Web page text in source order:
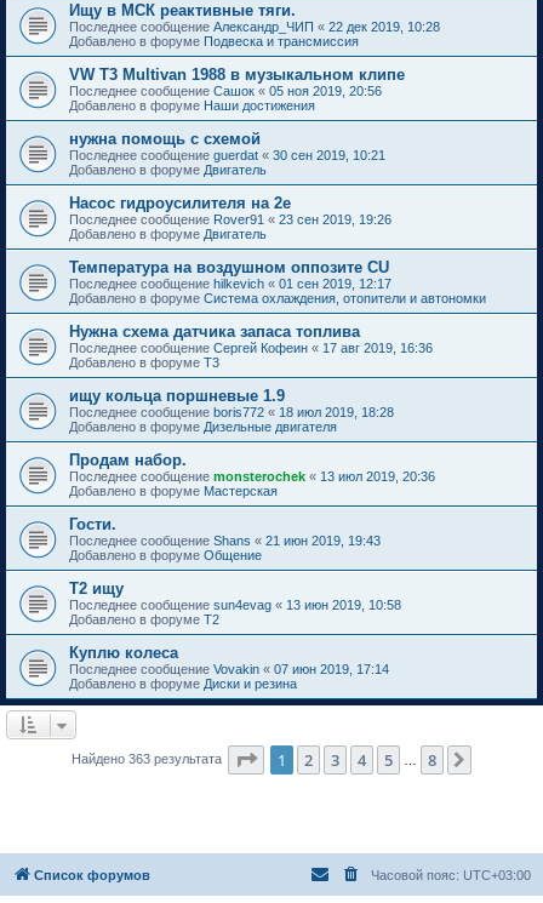
Ищу в МСК реактивные тяги.
Последнее сообщение Александр_ЧИП « 22 дек 2019, 10:28
Добавлено в форуме Подвеска и трансмиссия
VW T3 Multivan 1988 в музыкальном клипе
Последнее сообщение Сашок « 05 ноя 2019, 20:56
Добавлено в форуме Наши достижения
нужна помощь с схемой
Последнее сообщение guerdat « 30 сен 2019, 10:21
Добавлено в форуме Двигатель
Насос гидроусилителя на 2е
Последнее сообщение Rover91 « 23 сен 2019, 19:26
Добавлено в форуме Двигатель
Температура на воздушном оппозите CU
Последнее сообщение hilkevich « 01 сен 2019, 12:17
Добавлено в форуме Система охлаждения, отопители и автономки
Нужна схема датчика запаса топлива
Последнее сообщение Сергей Кофеин « 17 авг 2019, 16:36
Добавлено в форуме T3
ищу кольца поршневые 1.9
Последнее сообщение boris772 « 18 июл 2019, 18:28
Добавлено в форуме Дизельные двигателя
Продам набор.
Последнее сообщение monsterochek « 13 июл 2019, 20:36
Добавлено в форуме Мастерская
Гости.
Последнее сообщение Shans « 21 июн 2019, 19:43
Добавлено в форуме Общение
Т2 ищу
Последнее сообщение sun4evag « 13 июн 2019, 10:58
Добавлено в форуме T2
Куплю колеса
Последнее сообщение Vovakin « 07 июн 2019, 17:14
Добавлено в форуме Диски и резина
Найдено 363 результата Страница из
1 2 3 4 5 8
Список форумов Часовой пояс: UTC+03:00